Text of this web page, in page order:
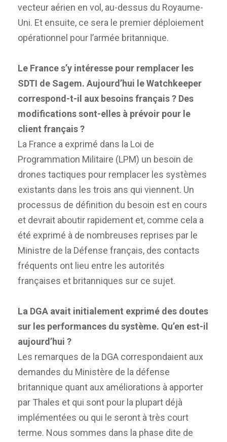
vecteur aérien en vol, au-dessus du Royaume-
Uni. Et ensuite, ce sera le premier déploiement
opérationnel pour l’armée britannique.
Le France s’y intéresse pour remplacer les
SDTI de Sagem. Aujourd’hui le Watchkeeper
correspond-t-il aux besoins français ? Des
modifications sont-elles à prévoir pour le
client français ?
La France a exprimé dans la Loi de
Programmation Militaire (LPM) un besoin de
drones tactiques pour remplacer les systèmes
existants dans les trois ans qui viennent. Un
processus de définition du besoin est en cours
et devrait aboutir rapidement et, comme cela a
été exprimé à de nombreuses reprises par le
Ministre de la Défense français, des contacts
fréquents ont lieu entre les autorités
françaises et britanniques sur ce sujet.
La DGA avait initialement exprimé des doutes
sur les performances du système. Qu’en est-il
aujourd’hui ?
Les remarques de la DGA correspondaient aux
demandes du Ministère de la défense
britannique quant aux améliorations à apporter
par Thales et qui sont pour la plupart déjà
implémentées ou qui le seront à très court
terme. Nous sommes dans la phase dite de